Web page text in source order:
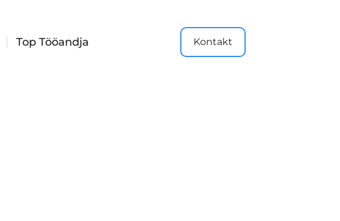
Top Tööandja Kontakt